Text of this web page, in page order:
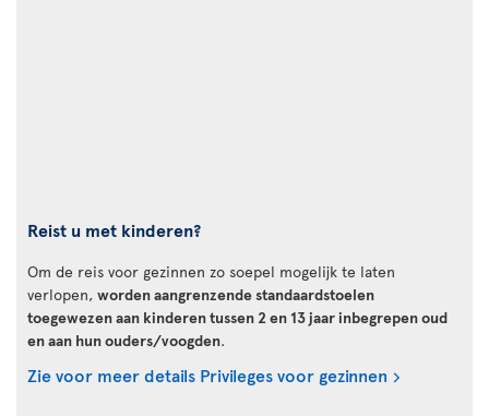
Reist u met kinderen?
Om de reis voor gezinnen zo soepel mogelijk te laten
verlopen, worden aangrenzende standaardstoelen
toegewezen aan kinderen tussen 2 en 13 jaar inbegrepen oud
en aan hun ouders/voogden.
Zie voor meer details Privileges voor gezinnen